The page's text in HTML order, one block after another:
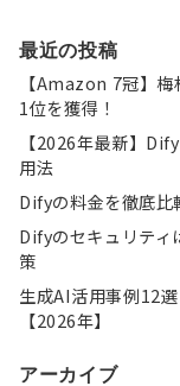
最近の投稿
【Amazon 7冠】
1位を獲得！
【2026年最新】
用法
Difyの料金を徹底比
Difyのセキュリティ
策
生成AI活用事例12
【2026年】
アーカイブ